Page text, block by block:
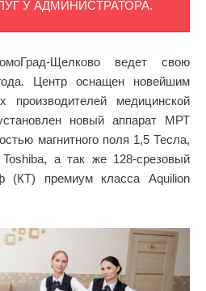
У АДМИНИСТРАТОРА.
Щелково ведет свою
Центр оснащен новейшим
производителей медицинской
новый аппарат МРТ
магнитного поля 1,5 Тесла,
Toshiba, а так же 128-срезовый
(КТ) премиум класса Aquilion